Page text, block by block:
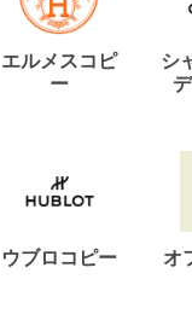
エルメスコピ
ー
シ
ウブロコピー
オ